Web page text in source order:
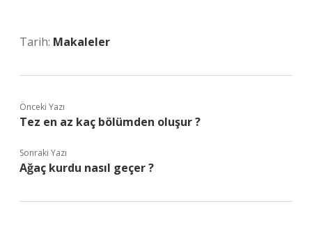
Tarih: Makaleler
Önceki Yazı
Tez en az kaç bölümden oluşur ?
Sonraki Yazı
Ağaç kurdu nasıl geçer ?